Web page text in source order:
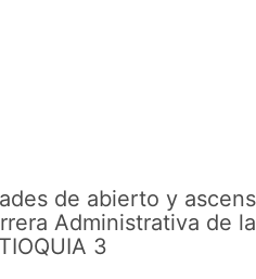
de abierto y
Administrativa de
3